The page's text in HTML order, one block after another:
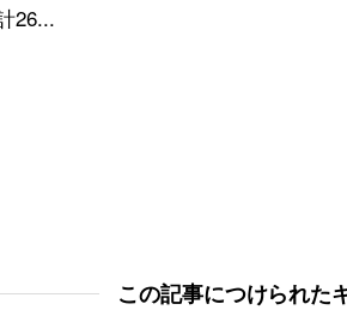
26...
この記事につけられた